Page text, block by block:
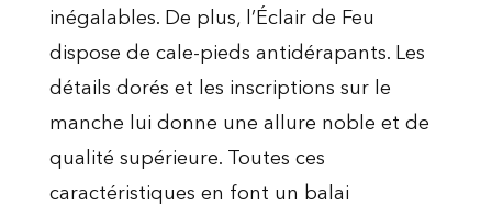
inégalables. De plus, l’Éclair de Feu
dispose de cale-pieds antidérapants. Les
détails dorés et les inscriptions sur le
manche lui donne une allure noble et de
qualité supérieure. Toutes ces
caractéristiques en font un balai